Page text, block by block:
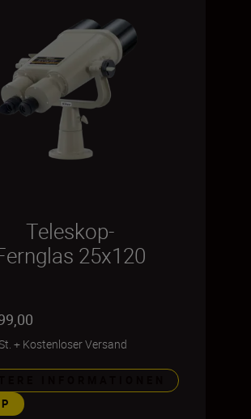
Teleskop-
25x120
+ Kostenloser Versand